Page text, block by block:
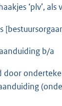
‘plv’, als
b/a
door